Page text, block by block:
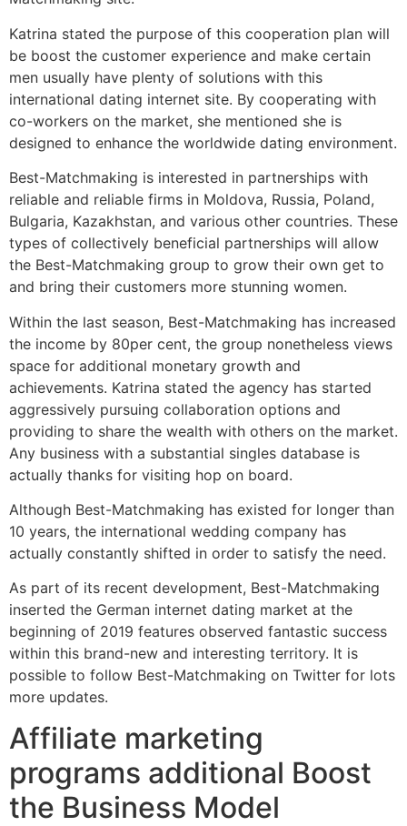
Katrina stated the purpose of this cooperation plan will
be boost the customer experience and make certain
men usually have plenty of solutions with this
international dating internet site. By cooperating with
co-workers on the market, she mentioned she is
designed to enhance the worldwide dating environment.
Best-Matchmaking is interested in partnerships with
reliable and reliable firms in Moldova, Russia, Poland,
Bulgaria, Kazakhstan, and various other countries. These
types of collectively beneficial partnerships will allow
the Best-Matchmaking group to grow their own get to
and bring their customers more stunning women.
Within the last season, Best-Matchmaking has increased
the income by 80per cent, the group nonetheless views
space for additional monetary growth and
achievements. Katrina stated the agency has started
aggressively pursuing collaboration options and
providing to share the wealth with others on the market.
Any business with a substantial singles database is
actually thanks for visiting hop on board.
Although Best-Matchmaking has existed for longer than
10 years, the international wedding company has
actually constantly shifted in order to satisfy the need.
As part of its recent development, Best-Matchmaking
inserted the German internet dating market at the
beginning of 2019 features observed fantastic success
within this brand-new and interesting territory. It is
possible to follow Best-Matchmaking on Twitter for lots
more updates.
Affiliate marketing
programs additional Boost
the Business Model